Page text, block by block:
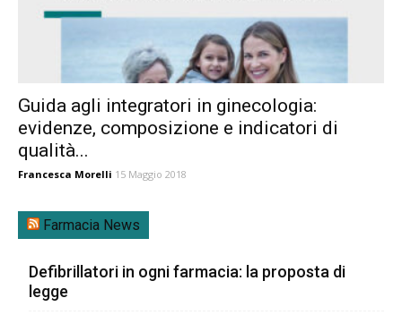
Guida agli integratori in ginecologia:
evidenze, composizione e indicatori di
qualità...
Francesca Morelli 15 Maggio 2018
Farmacia News
Defibrillatori in ogni farmacia: la proposta di
legge